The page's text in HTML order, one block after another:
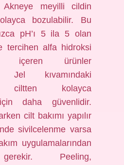
Akneye meyilli cildin
bozulabilir. Bu
pH’ı 5 ila 5 olan
tercihen alfa hidroksi
içeren ürünler
Jel kıvamındaki
ciltten kolayca
için daha güvenlidir.
cilt bakımı yapılır
sivilcelenme varsa
uygulamalarından
Peeling,